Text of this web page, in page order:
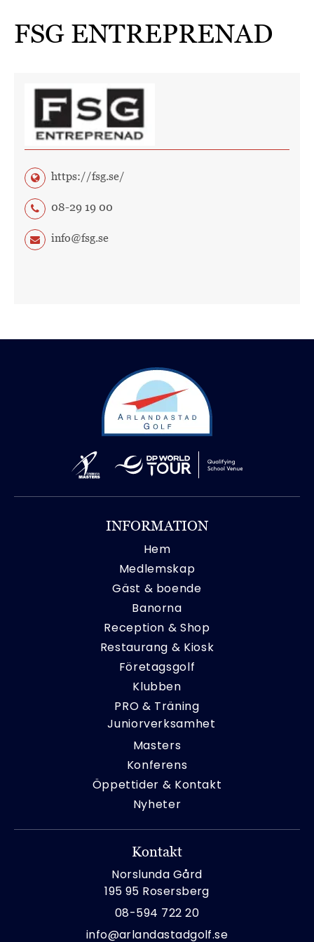
FSG ENTREPRENAD
https://fsg.se/
08-29 19 00
info@fsg.se
INFORMATION
Hem
Medlemskap
Gäst & boende
Banorna
Reception & Shop
Restaurang & Kiosk
Företagsgolf
Klubben
PRO & Träning
Juniorverksamhet
Masters
Konferens
Öppettider & Kontakt
Nyheter
Kontakt
Norslunda Gård
195 95 Rosersberg
08-594 722 20
info@arlandastadgolf.se